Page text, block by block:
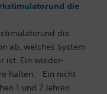
die
die
ab, welches System
ist. Ein wieder-
halten.
Ein nicht
1 und 7 Jahren